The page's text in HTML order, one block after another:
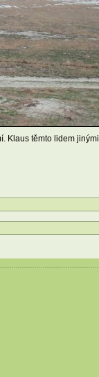
Klaus těmto lidem jinými